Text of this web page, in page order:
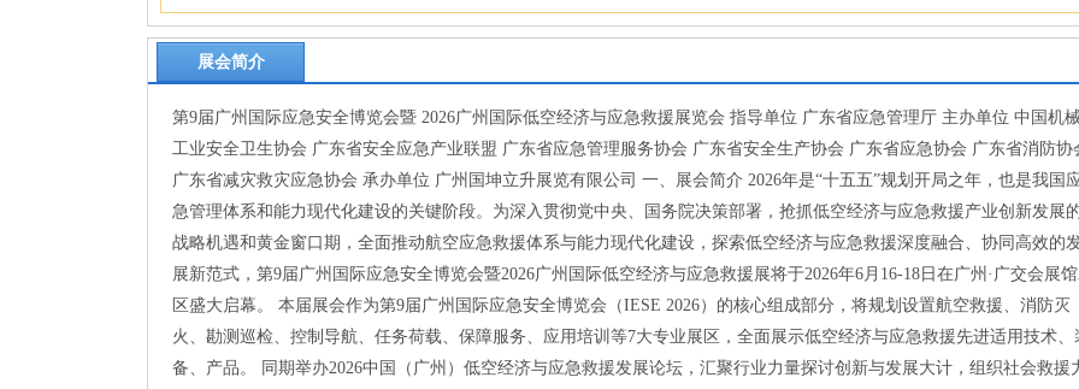
展会简介
第9届广州国际应急安全博览会暨 2026广州国际低空经济与应急救援展览会 指导单位 广东省应急管理厅 主办单位 中国机
工业安全卫生协会 广东省安全应急产业联盟 广东省应急管理服务协会 广东省安全生产协会 广东省应急协会 广东省消防协
广东省减灾救灾应急协会 承办单位 广州国坤立升展览有限公司 一、展会简介 2026年是“十五五”规划开局之年，也是我国
急管理体系和能力现代化建设的关键阶段。为深入贯彻党中央、国务院决策部署，抢抓低空经济与应急救援产业创新发展
战略机遇和黄金窗口期，全面推动航空应急救援体系与能力现代化建设，探索低空经济与应急救援深度融合、协同高效的
展新范式，第9届广州国际应急安全博览会暨2026广州国际低空经济与应急救援展将于2026年6月16-18日在广州·广交会展
区盛大启幕。 本届展会作为第9届广州国际应急安全博览会（IESE 2026）的核心组成部分，将规划设置航空救援、消防灭
火、勘测巡检、控制导航、任务荷载、保障服务、应用培训等7大专业展区，全面展示低空经济与应急救援先进适用技术、
备、产品。 同期举办2026中国（广州）低空经济与应急救援发展论坛，汇聚行业力量探讨创新与发展大计，组织社会救援